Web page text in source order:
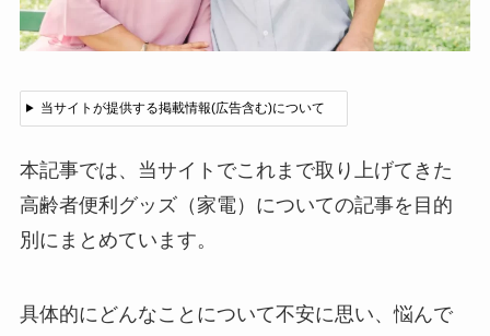
当サイトが提供する掲載情報(広告含む)について
本記事では、当サイトでこれまで取り上げてきた
高齢者便利グッズ（家電）についての記事を目的
別にまとめています。
具体的にどんなことについて不安に思い、悩んで